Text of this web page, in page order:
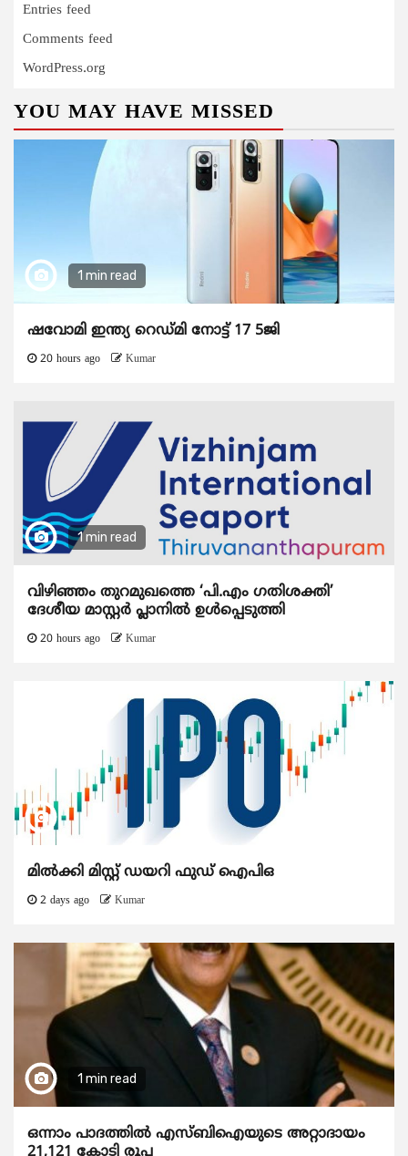
Entries feed
Comments feed
WordPress.org
YOU MAY HAVE MISSED
1 min read
ഷവോമി ഇന്ത്യ റെഡ്മി നോട്ട് 17 5ജി
20 hours ago Kumar
1 min read
വിഴിഞ്ഞം തുറമുഖത്തെ ‘പി.എം ഗതിശക്തി’
ദേശീയ മാസ്റ്റർ പ്ലാനിൽ ഉൾപ്പെടുത്തി
20 hours ago Kumar
മിൽക്കി മിസ്റ്റ് ഡയറി ഫുഡ് ഐപിഒ
2 days ago Kumar
1 min read
ഒന്നാം പാദത്തിൽ എസ്ബിഐയുടെ അറ്റാദായം
21,121 കോടി രൂപ